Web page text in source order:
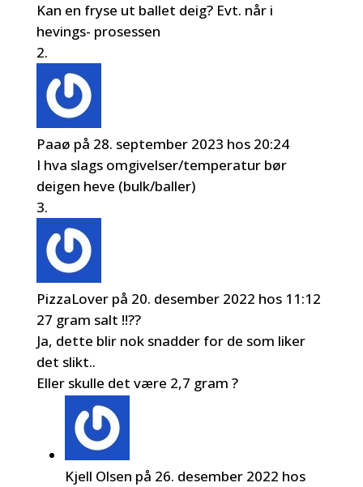
Kan en fryse ut ballet deig? Evt. når i
hevings- prosessen
Paaø på 28. september 2023 hos 20:24
I hva slags omgivelser/temperatur bør
deigen heve (bulk/baller)
PizzaLover på 20. desember 2022 hos 11:12
27 gram salt !!??
Ja, dette blir nok snadder for de som liker
det slikt..
Eller skulle det være 2,7 gram ?
Kjell Olsen på 26. desember 2022 hos